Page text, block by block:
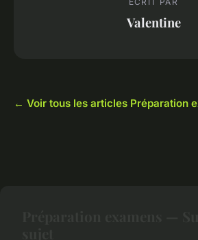
Valentine
← Voir tous les articles Préparation